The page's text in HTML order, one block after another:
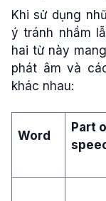
Khi sử dụng
ý tránh nhầm
hai từ này
phát âm và
khác nhau:
Word
Part